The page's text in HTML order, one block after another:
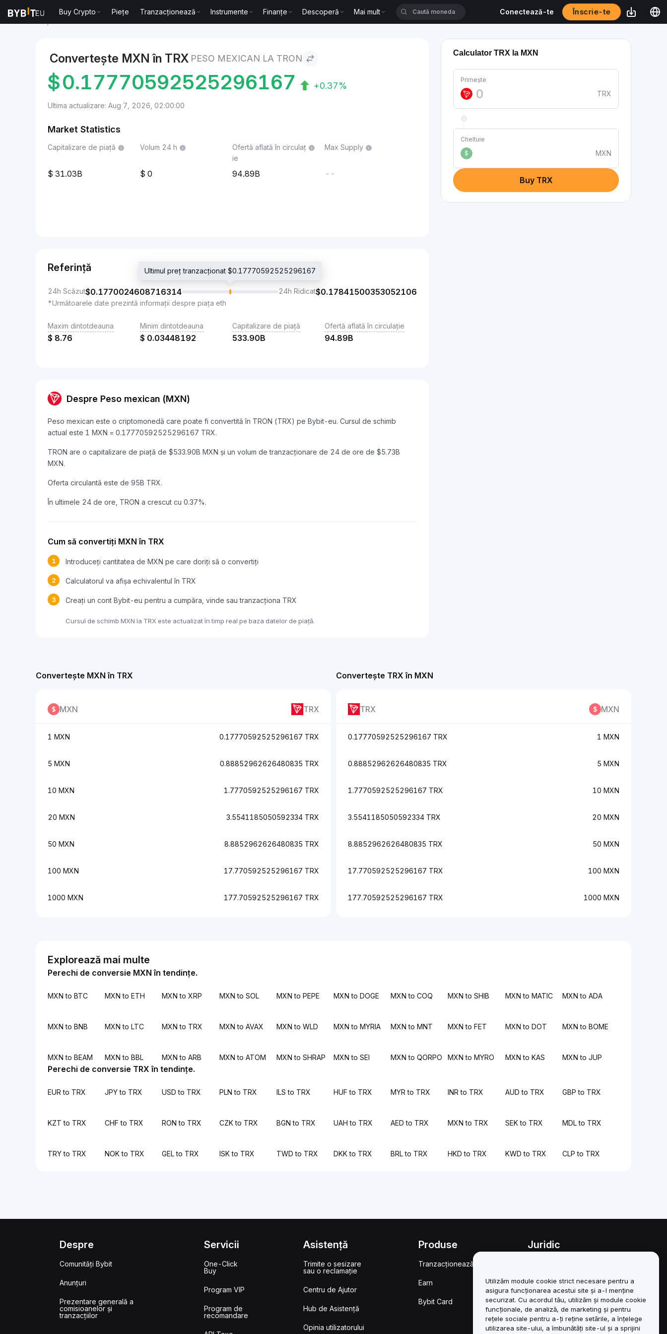
Buy Crypto Piețe Tranzacționează Instrumente Finanțe Descoperă Mai mult Conectează-te Înscrie-te
Convertește MXN în TRX PESO MEXICAN LA TRON
$0.17770592525296167 +0.37%
Ultima actualizare: Aug 7, 2026, 02:00:00
Market Statistics
Capitalizare de piață
31.03B
Volum 24 h
0
Ofertă aflată în circulaț
ie
94.89B
Max Supply
--
Referință
24h Scăzut$0.1770024608716314
Ultimul preț tranzacționat $0.17770592525296167
24h Ridicat$0.17841500353052106
*Următoarele date prezintă informații despre piața eth
Maxim dintotdeauna
$ 8.76
Minim dintotdeauna
$ 0.03448192
Capitalizare de piață
533.90B
Ofertă aflată în circulație
94.89B
Despre Peso mexican (MXN)
Peso mexican este o criptomonedă care poate fi convertită în TRON (TRX) pe Bybit-eu. Cursul de schimb
actual este 1 MXN = 0.17770592525296167 TRX.
TRON are o capitalizare de piață de $533.90B MXN și un volum de tranzacționare de 24 de ore de $5.73B
MXN.
Oferta circulantă este de 95B TRX.
În ultimele 24 de ore, TRON a crescut cu 0.37%.
Cum să convertiți MXN în TRX
1 Introduceți cantitatea de MXN pe care doriți să o convertiți
2 Calculatorul va afișa echivalentul în TRX
3 Creați un cont Bybit-eu pentru a cumpăra, vinde sau tranzacționa TRX
Cursul de schimb MXN la TRX este actualizat în timp real pe baza datelor de piață.
Calculator TRX la MXN
Primește
TRX
Cheltuie
$
MXN
Buy TRX
Convertește TRX în MXN
TRX MXN
0.17770592525296167 TRX 1 MXN
0.88852962626480835 TRX 5 MXN
1.7770592525296167 TRX 10 MXN
3.5541185050592334 TRX 20 MXN
8.8852962626480835 TRX 50 MXN
17.770592525296167 TRX 100 MXN
177.70592525296167 TRX 1000 MXN
Convertește MXN în TRX
MXN TRX
1 MXN 0.17770592525296167 TRX
5 MXN 0.88852962626480835 TRX
10 MXN 1.7770592525296167 TRX
20 MXN 3.5541185050592334 TRX
50 MXN 8.8852962626480835 TRX
100 MXN 17.770592525296167 TRX
1000 MXN 177.70592525296167 TRX
Explorează mai multe
Perechi de conversie MXN în tendințe.
MXN to BTC MXN to ETH MXN to XRP MXN to SOL MXN to PEPE MXN to DOGE MXN to COQ MXN to SHIB MXN to MATIC MXN to ADA
MXN to BNB MXN to LTC MXN to TRX MXN to AVAX MXN to WLD MXN to MYRIA MXN to MNT MXN to FET MXN to DOT MXN to BOME
MXN to BEAM MXN to BBL MXN to ARB MXN to ATOM MXN to SHRAP MXN to SEI MXN to QORPO MXN to MYRO MXN to KAS MXN to JUP
Perechi de conversie TRX în tendințe.
EUR to TRX JPY to TRX USD to TRX PLN to TRX ILS to TRX HUF to TRX MYR to TRX INR to TRX AUD to TRX GBP to TRX
KZT to TRX CHF to TRX RON to TRX CZK to TRX BGN to TRX UAH to TRX AED to TRX MXN to TRX SEK to TRX MDL to TRX
TRY to TRX NOK to TRX GEL to TRX ISK to TRX TWD to TRX DKK to TRX BRL to TRX HKD to TRX KWD to TRX CLP to TRX
Despre
Comunități Bybit
Anunțuri
Prezentare generală a
comisioanelor și
tranzacțiilor
Servicii
One-Click
Buy
Program VIP
Program de
recomandare
Asistență
Trimite o sesizare
sau o reclamație
Centru de Ajutor
Hub de Asistență
Opinia utilizatorului
Produse
Tranzacționează
Earn
Bybit Card
Juridic
Rezumatul Politicii de
custodie și administrare
Informații ESG
Utilizăm module cookie strict necesare pentru a
asigura funcționarea acestui site și a-l menține
securizat. Cu acordul tău, utilizăm și module cookie
funcționale, de analiză, de marketing și pentru
rețele sociale pentru a-ți reține setările, a înțelege
utilizarea site-ului, a îmbunătăți site-ul și a sprijini